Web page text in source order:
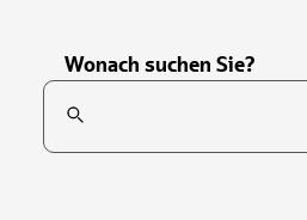
Wonach suchen Sie?
Suchfeld